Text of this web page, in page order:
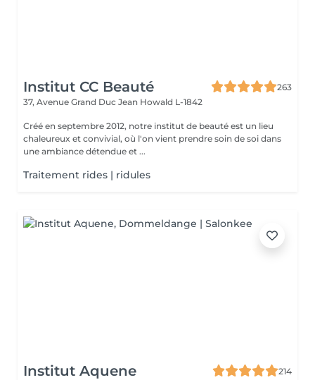
Institut CC Beauté
263
37, Avenue Grand Duc Jean Howald L-1842
Créé en septembre 2012, notre institut de beauté est un lieu
chaleureux et convivial, où l'on vient prendre soin de soi dans
une ambiance détendue et ...
Traitement rides | ridules
Institut Aquene
214